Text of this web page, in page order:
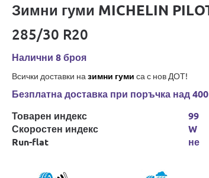
Зимни гуми MICHELIN
285/30 R20
Налични 8 броя
Всички доставки на зимни гуми са с нов ДОТ!
Безплатна доставка при поръчка над
Товарен индекс
Скоростен индекс
Run-flat
99
W
не